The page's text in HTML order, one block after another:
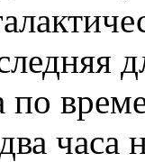
по
часа